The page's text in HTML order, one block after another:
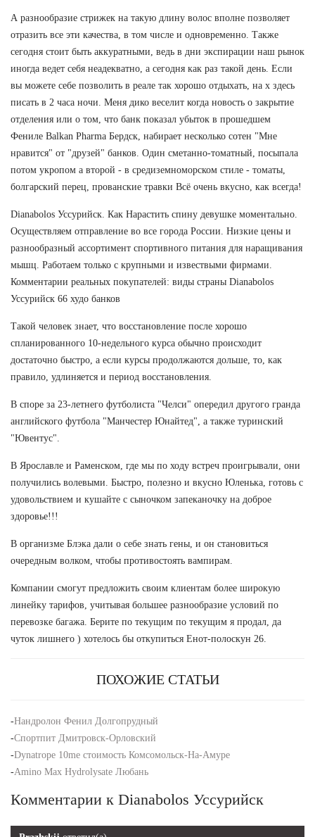
А разнообразие стрижек на такую длину волос вполне позволяет
отразить все эти качества, в том числе и одновременно. Также
сегодня стоит быть аккуратными, ведь в дни экспирации наш рынок
иногда ведет себя неадекватно, а сегодня как раз такой день. Если
вы можете себе позволить в реале так хорошо отдыхать, на х здесь
писать в 2 часа ночи. Меня дико веселит когда новость о закрытие
отделения или о том, что банк показал убыток в прошедшем
Фениле Balkan Pharma Бердск, набирает несколько сотен "Мне
нравится" от "друзей" банков. Один сметанно-томатный, посыпала
потом укропом а второй - в средиземноморском стиле - томаты,
болгарский перец, прованские травки Всё очень вкусно, как всегда!
Dianabolos Уссурийск. Как Нарастить спину девушке моментально.
Осуществляем отправление во все города России. Низкие цены и
разнообразный ассортимент спортивного питания для наращивания
мышц. Работаем только с крупными и извествыми фирмами.
Комментарии реальных покупателей: виды страны Dianabolos
Уссурийск 66 худо банков
Такой человек знает, что восстановление после хорошо
спланированного 10-недельного курса обычно происходит
достаточно быстро, а если курсы продолжаются дольше, то, как
правило, удлиняется и период восстановления.
В споре за 23-летнего футболиста "Челси" опередил другого гранда
английского футбола "Манчестер Юнайтед", а также туринский
"Ювентус".
В Ярославле и Раменском, где мы по ходу встреч проигрывали, они
получились волевыми. Быстро, полезно и вкусно Юленька, готовь с
удовольствием и кушайте с сыночком запеканочку на доброе
здоровье!!!
В организме Блэка дали о себе знать гены, и он становиться
очередным волком, чтобы противостоять вампирам.
Компании смогут предложить своим клиентам более широкую
линейку тарифов, учитывая большее разнообразие условий по
перевозке багажа. Берите по текущим по текущим я продал, да
чуток лишнего ) хотелось бы откупиться Енот-полоскун 26.
ПОХОЖИЕ СТАТЬИ
-Нандролон Фенил Долгопрудный
-Спортпит Дмитровск-Орловский
-Dynatrope 10me стоимость Комсомольск-На-Амуре
-Amino Max Hydrolysate Любань
Комментарии к Dianabolos Уссурийск